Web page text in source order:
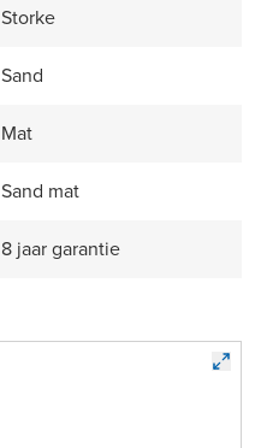
Storke
Sand
Mat
Sand mat
8 jaar garantie